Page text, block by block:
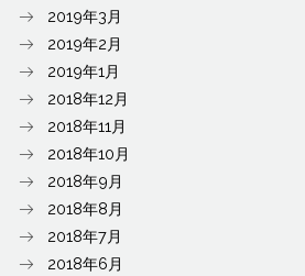
2019年3月
2019年2月
2019年1月
2018年12月
2018年11月
2018年10月
2018年9月
2018年8月
2018年7月
2018年6月